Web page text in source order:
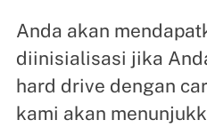
Anda akan
diinisialisasi jika
hard drive dengan
kami akan